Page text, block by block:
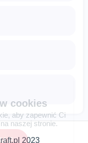
2023
cookies
aby zapewnić Ci
naszej stronie.